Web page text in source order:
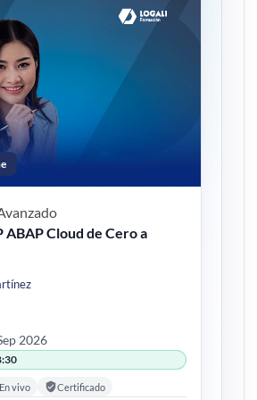
ABAP Cloud de Cero a
2026
En vivo Certificado